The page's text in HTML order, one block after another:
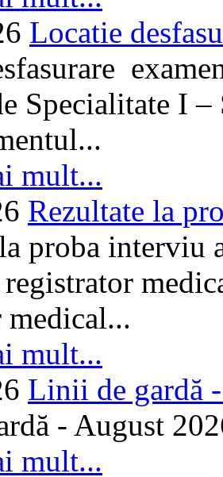
Locatie
Specialitate I
mult...
Rezultate la
proba interviu
mult...
Linii de gardă
- August
mult...